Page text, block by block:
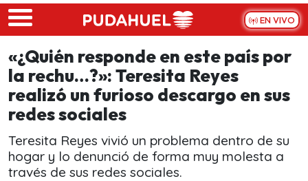
Skip to main content
EN VIVO
«¿Quién responde en este país por
la rechu…?»: Teresita Reyes
realizó un furioso descargo en sus
redes sociales
Teresita Reyes vivió un problema dentro de su
hogar y lo denunció de forma muy molesta a
través de sus redes sociales.